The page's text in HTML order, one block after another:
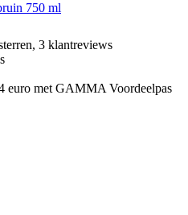
750 ml
3 klantreviews
euro met GAMMA Voordeelpas